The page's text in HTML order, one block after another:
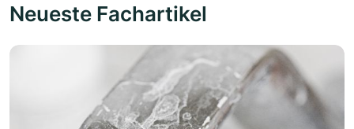
Neueste Fachartikel